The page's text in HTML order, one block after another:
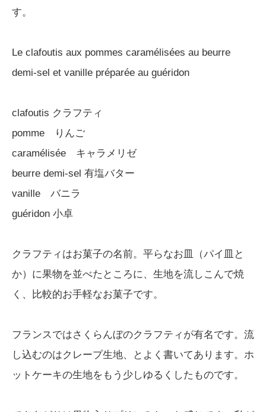
す。
Le clafoutis aux pommes caramélisées au beurre
demi-sel et vanille préparée au guéridon
clafoutis クラフティ
pomme りんご
caramélisée キャラメリゼ
beurre demi-sel 有塩バター
vanille バニラ
guéridon 小卓
クラフティはお菓子の名前。平らなお皿（パイ皿と
か）に果物を並べたところに、生地を流しこんで焼
く、比較的お手軽なお菓子です。
フランスではさくらんぼのクラフティが有名です。流
し込むのはクレープ生地、とよく書いてあります。ホ
ットケーキの生地をもう少しゆるくしたものです。